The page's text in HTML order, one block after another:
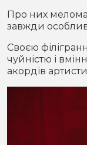
Про них
завжди
Своєю
чуйністю і
акордів